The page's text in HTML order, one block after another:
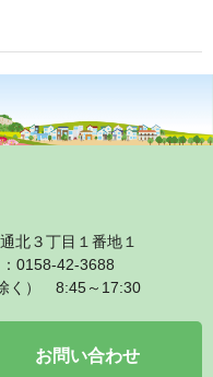
北３丁目１番地１
0158‐42‐3688
く） 8:45～17:30
お問い合わせ